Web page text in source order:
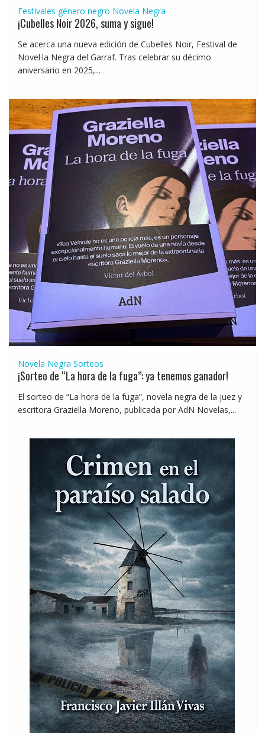
Festivales género negro Novela Negra
¡Cubelles Noir 2026, suma y sigue!
Se acerca una nueva edición de Cubelles Noir, Festival de
Novel·la Negra del Garraf. Tras celebrar su décimo
aniversario en 2025,...
Novela Negra Sorteos
¡Sorteo de “La hora de la fuga”: ya tenemos ganador!
El sorteo de “La hora de la fuga”, novela negra de la juez y
escritora Graziella Moreno, publicada por AdN Novelas,...